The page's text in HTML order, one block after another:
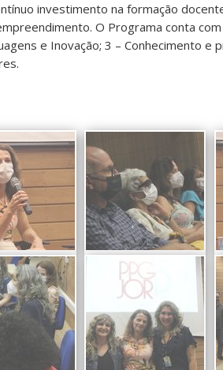
investimento na formação
O Programa conta
e Inovação; 3 – Conhecimento